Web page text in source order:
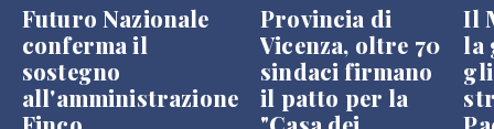
Futuro Nazionale
conferma il
sostegno
all'amministrazione
Provincia di
Vicenza, oltre 70
sindaci firmano
il patto per la
Il
la